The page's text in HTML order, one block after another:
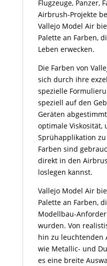
Flugzeuge, Panzer,
Airbrush-Projekte
Vallejo Model Air
Palette an Farben,
Leben erwecken.
Die Farben von
sich durch ihre
spezielle
speziell auf den
Geräten
optimale Viskosität,
Sprühapplikation
Farben sind
direkt in den
loslegen kannst.
Vallejo Model Air
Palette an Farben,
Modellbau-
wurden. Von
hin zu leuchtenden
wie Metallic- und
es eine breite